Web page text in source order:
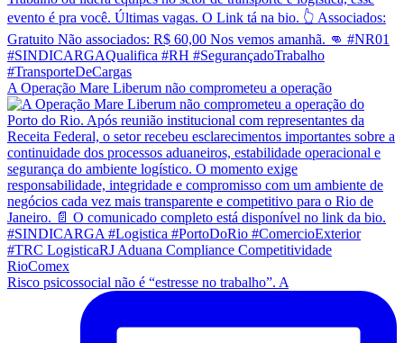
A Operação Mare Liberum não comprometeu a operação
Risco psicossocial não é “estresse no trabalho”. A